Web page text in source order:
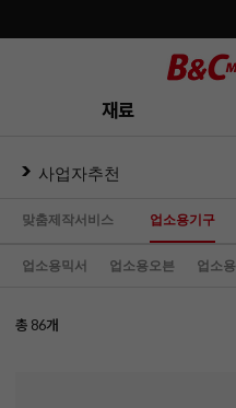
재료
사업자추천
맞춤제작서비스 업소용기구
업소용믹서 업소용오븐 업소
총 86개